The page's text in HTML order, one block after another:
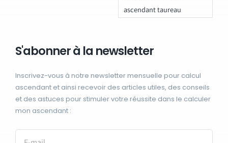
ascendant taureau
S'abonner à la newsletter
Inscrivez-vous à notre newsletter mensuelle pour calcul
ascendant et ainsi recevoir des articles utiles, des conseils
et des astuces pour stimuler votre réussite dans le calculer
mon ascendant :